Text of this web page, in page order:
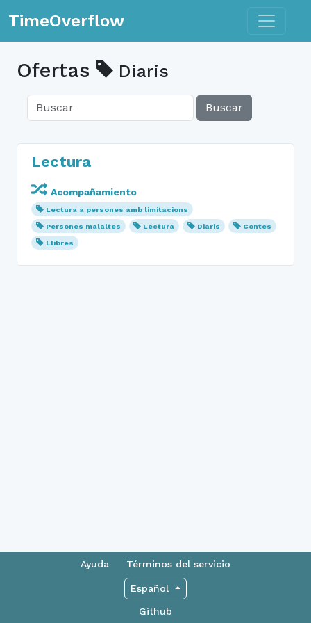
TimeOverflow Toggle
Ofertas Diaris
Buscar
Lectura
Acompañamiento
Lectura a persones amb limitacions
Persones malaltes
Lectura Diaris
Contes
Llibres
Ayuda Términos del servicio
Español
Github